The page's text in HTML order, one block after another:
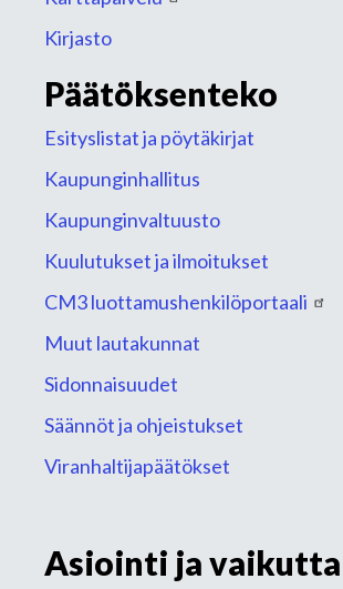
Kirjasto
Päätöksenteko
Esityslistat ja pöytäkirjat
Kaupunginhallitus
Kaupunginvaltuusto
Kuulutukset ja ilmoitukset
CM3 luottamushenkilöportaali
Muut lautakunnat
Sidonnaisuudet
Säännöt ja ohjeistukset
Viranhaltijapäätökset
Asiointi ja